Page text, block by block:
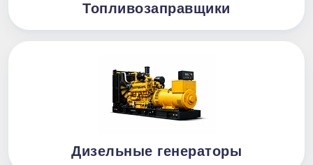
Топливозаправщики
Дизельные генераторы